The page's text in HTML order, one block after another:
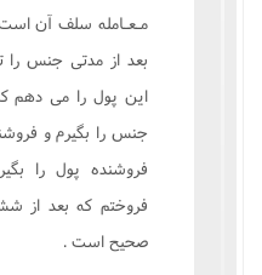
مـعـامله سلف آن
بعد از مدتى جنس را
اين پول را مى دهم
جنس را بگيرم و
فروشنده پول را
فروختم که بعد از
صحيح است .